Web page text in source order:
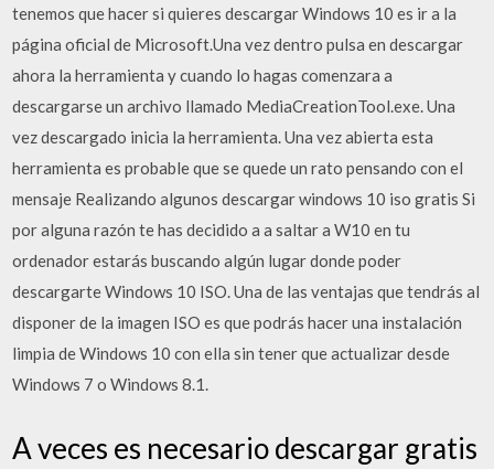
tenemos que hacer si quieres descargar Windows 10 es ir a la
página oficial de Microsoft.Una vez dentro pulsa en descargar
ahora la herramienta y cuando lo hagas comenzara a
descargarse un archivo llamado MediaCreationTool.exe. Una
vez descargado inicia la herramienta. Una vez abierta esta
herramienta es probable que se quede un rato pensando con el
mensaje Realizando algunos descargar windows 10 iso gratis Si
por alguna razón te has decidido a a saltar a W10 en tu
ordenador estarás buscando algún lugar donde poder
descargarte Windows 10 ISO. Una de las ventajas que tendrás al
disponer de la imagen ISO es que podrás hacer una instalación
limpia de Windows 10 con ella sin tener que actualizar desde
Windows 7 o Windows 8.1.
A veces es necesario descargar gratis